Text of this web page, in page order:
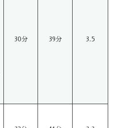
30分 39分 3.5